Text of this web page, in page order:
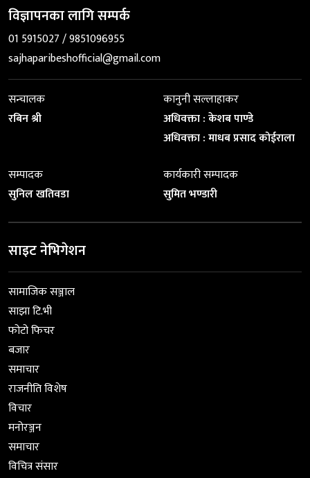
विज्ञापनका लागि सम्पर्क
01 5915027 / 9851096955
sajhaparibeshofficial@gmail.com
सन्चालक
रबिन श्री
कानुनी सल्लाहाकर
अधिवक्ता : केशब पाण्डे
अधिवक्ता : माधब प्रसाद कोईराला
सम्पादक
सुनिल खतिवडा
कार्यकारी सम्पादक
सुमित भण्डारी
साइट नेभिगेशन
सामाजिक सञ्जाल
साझा टि.भी
फोटो फिचर
बजार
समाचार
राजनीति विशेष
विचार
मनोरञ्जन
समाचार
विचित्र संसार